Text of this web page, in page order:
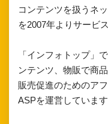
コンテンツを扱うネ
を2007年よりサービス
「インフォトップ」
ンテンツ、物販で商
販売促進のためのア
ASPを運営しています